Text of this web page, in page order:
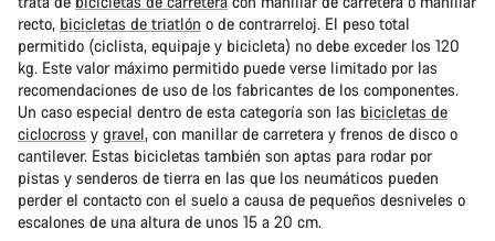
recto, bicicletas de triatlón o de contrarreloj. El peso total
permitido (ciclista, equipaje y bicicleta) no debe exceder los 120
kg. Este valor máximo permitido puede verse limitado por las
recomendaciones de uso de los fabricantes de los componentes.
Un caso especial dentro de esta categoría son las bicicletas de
ciclocross y gravel, con manillar de carretera y frenos de disco o
cantilever. Estas bicicletas también son aptas para rodar por
pistas y senderos de tierra en las que los neumáticos pueden
perder el contacto con el suelo a causa de pequeños desniveles o
escalones de una altura de unos 15 a 20 cm.